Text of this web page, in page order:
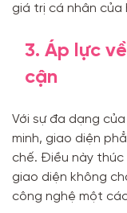
giá trị cá nhân của
3. Áp lực
cận
Với sự đa dạng
minh, giao diện
chế. Điều này thúc
giao diện không
công nghệ một